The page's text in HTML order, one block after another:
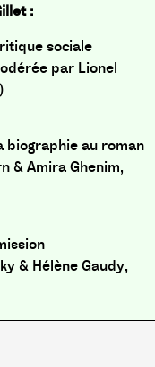
:
sociale
par Lionel
biographie au roman
& Amira Ghenim,
& Hélène Gaudy,